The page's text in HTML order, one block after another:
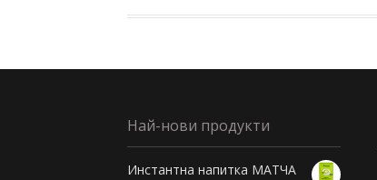
Най-нови продукти
Инстантна напитка МАТЧА